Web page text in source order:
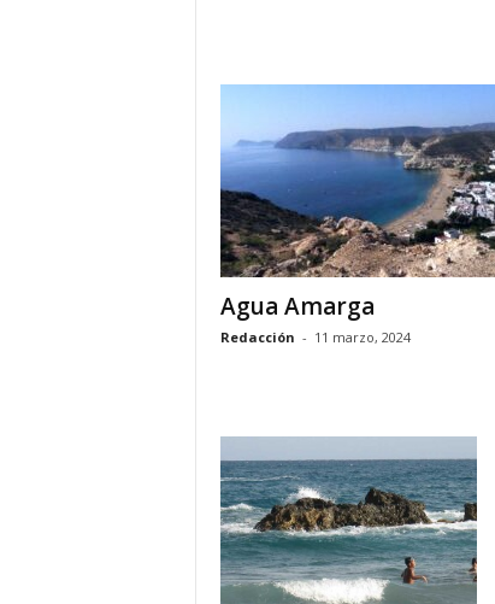
Agua Amarga
Redacción - 11 marzo, 2024